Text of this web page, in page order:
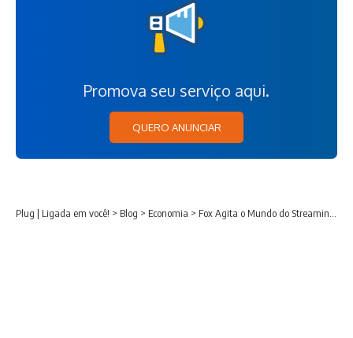
Promova seu serviço aqui.
QUERO ANUNCIAR
Plug | Ligada em você! > Blog > Economia > Fox Agita o Mundo do Streaming com Aquisição da Roku por Cerca de US$ 22 Bilhões